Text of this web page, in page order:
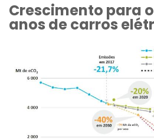
Crescimento para
anos de carros